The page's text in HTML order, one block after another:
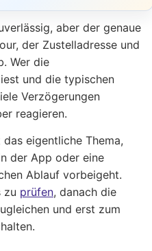
aber der genaue
der Zustelladresse und
Wer die
und die typischen
Verzögerungen
reagieren.
eigentliche Thema,
der App oder eine
Ablauf vorbeigeht.
zu prüfen, danach die
und erst zum